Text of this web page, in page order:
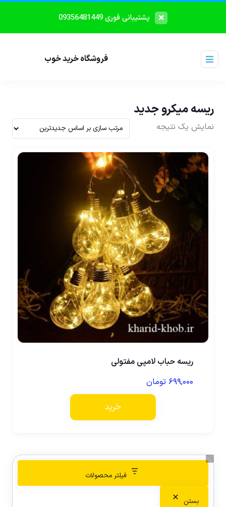
پشتیبانی فوری 09356481449
فروشگاه خرید خوب
ریسه میکرو جدید
نمایش یک نتیجه
ریسه حباب لامپی مفتولی
۶۹۹,۰۰۰ تومان
خرید
فیلتر محصولات
بستن